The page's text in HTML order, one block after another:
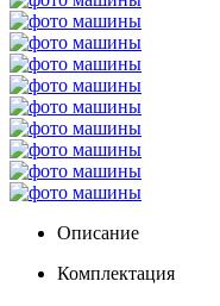
Описание
Комплектация